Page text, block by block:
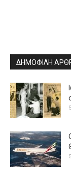
ΔΗΜΟΦΙΛΗ